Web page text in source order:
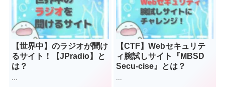
【世界中】のラジオが聞け
るサイト！【JPradio】と
は？
...
【CTF】Webセキュリテ
ィ腕試しサイト『MBSD
Secu-cise』とは？
...